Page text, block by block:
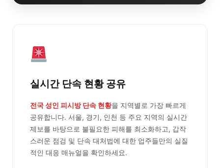
실시간 단속 현황 공유
전국 성인 피시방 단속 현황을 지역별로 가장 빠르게
공유합니다. 서울, 경기, 인천 등 주요 지역의 실시간
제보를 바탕으로 불필요한 피해를 최소화하고, 갑작
스러운 점검 및 단속 대처법에 대한 업주들만의 실질
적인 대응 매뉴얼을 확인하세요.